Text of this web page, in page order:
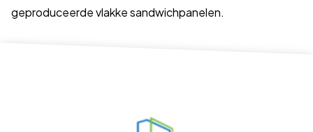
geproduceerde vlakke sandwichpanelen.